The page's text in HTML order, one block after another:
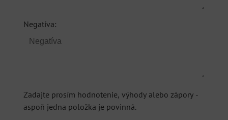
Negatíva:
Zadajte prosím hodnotenie, výhody alebo zápory -
aspoň jedna položka je povinná.